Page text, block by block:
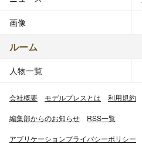
画像
ルーム
人物一覧
会社概要 モデルプレスとは 利用規約
編集部からのお知らせ RSS一覧
アプリケーションプライバシーポリシー